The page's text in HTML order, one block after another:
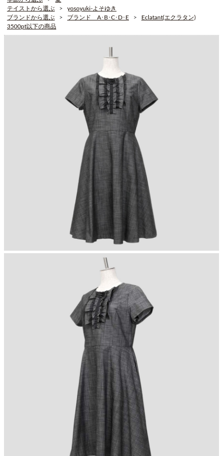
テイストから選ぶ
yosoyuki-よそゆき
ブランドから選ぶ
ブランド A･B･C･D･E
Eclatant(エクラタン)
3500pt以下の商品